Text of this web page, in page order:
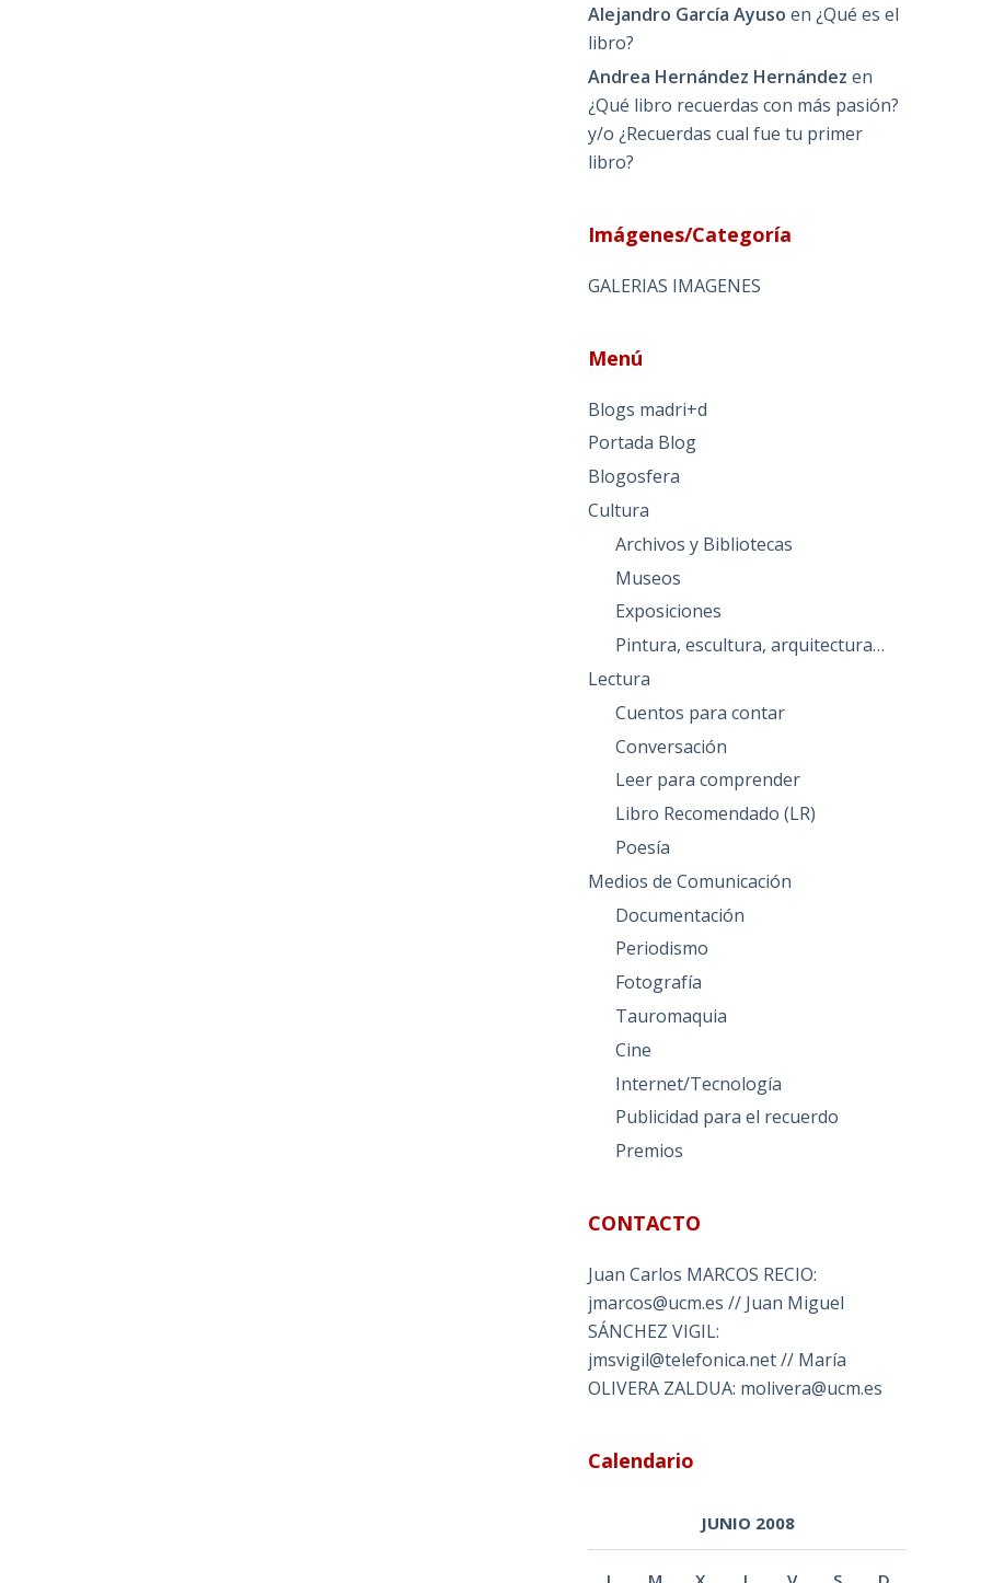
Alejandro García Ayuso en¿Qué es el
libro?
Andrea Hernández Hernández en
¿Qué libro recuerdas con más pasión?
y/o ¿Recuerdas cual fue tu primer
libro?
Imágenes/Categoría
GALERIAS IMAGENES
Menú
Blogs madri+d
Portada Blog
Blogosfera
Cultura
Archivos y Bibliotecas
Museos
Exposiciones
Pintura, escultura, arquitectura…
Lectura
Cuentos para contar
Conversación
Leer para comprender
Libro Recomendado (LR)
Poesía
Medios de Comunicación
Documentación
Periodismo
Fotografía
Tauromaquia
Cine
Internet/Tecnología
Publicidad para el recuerdo
Premios
CONTACTO
Juan Carlos MARCOS RECIO:
jmarcos@ucm.es // Juan Miguel
SÁNCHEZ VIGIL:
jmsvigil@telefonica.net // María
OLIVERA ZALDUA: molivera@ucm.es
Calendario
JUNIO 2008